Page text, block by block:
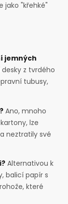
jako "křehké"
jemných
z tvrdého
tubusy,
Ano, mnoho
lze
neztratily své
Alternativou k
balicí papír s
které